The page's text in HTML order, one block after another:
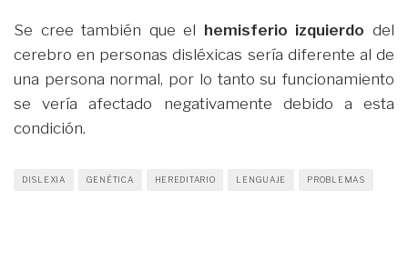
Se cree también que el hemisferio izquierdo del
cerebro en personas disléxicas sería diferente al de
una persona normal, por lo tanto su funcionamiento
se vería afectado negativamente debido a esta
condición.
DISLEXIA GENÉTICA HEREDITARIO LENGUAJE PROBLEMAS